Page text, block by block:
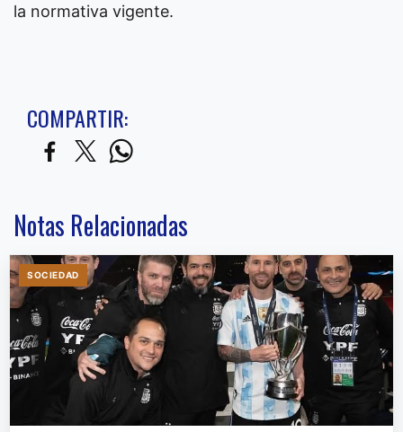
la normativa vigente.
COMPARTIR:
Notas Relacionadas
SOCIEDAD